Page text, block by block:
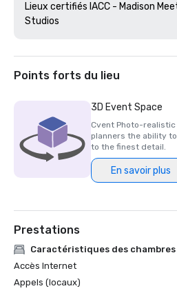
Lieux certifiés IACC - Madison
Points forts du lieu
3D Event Space
Cvent Photo-
planners the ability
to the finest detail.
En savoir plus
Prestations
Caractéristiques des
Accès Internet
Appels (locaux)